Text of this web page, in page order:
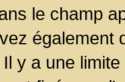
le champ
également
y a une